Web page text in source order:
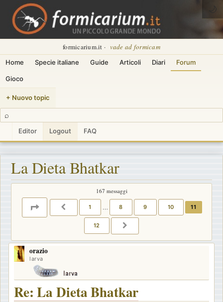
formicarium.it · vade ad formicam
Home Specie italiane Guide Articoli Diari Forum
Gioco
+ Nuovo topic
⌕
Editor Logout FAQ
🌙
La Dieta Bhatkar
167 messaggi
PAGINA11 PRECEDENTE
1 … 8 9 10 11
12
orazio
larva
Re: La Dieta Bhatkar